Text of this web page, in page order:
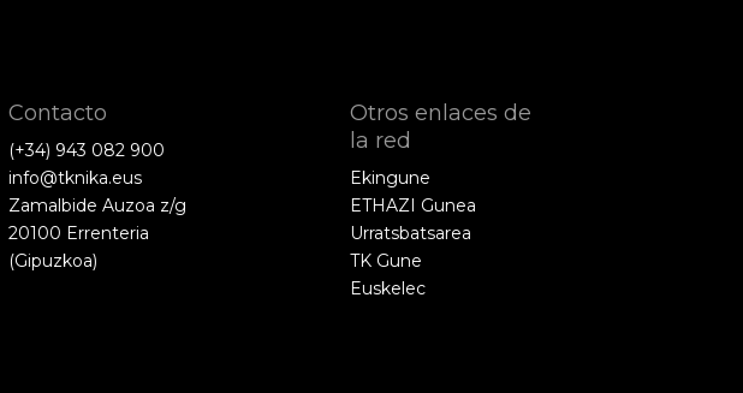
Contacto
(+34) 943 082 900
info@tknika.eus
Zamalbide Auzoa z/g
20100 Errenteria
(Gipuzkoa)
Otros enlaces de
la red
Ekingune
ETHAZI Gunea
Urratsbatsarea
TK Gune
Euskelec